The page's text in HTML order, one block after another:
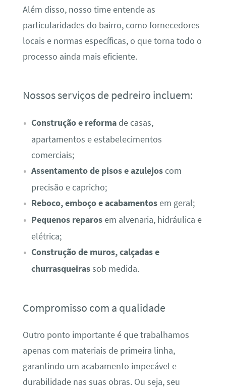
Além disso, nosso time entende as
particularidades do bairro, como fornecedores
locais e normas específicas, o que torna todo o
processo ainda mais eficiente.
Nossos serviços de pedreiro incluem:
Construção e reformade casas,
apartamentos e estabelecimentos
comerciais;
Assentamento de pisos e azulejoscom
precisão e capricho;
Reboco, emboço e acabamentosem geral;
Pequenos reparosem alvenaria, hidráulica e
elétrica;
Construção de muros, calçadas e
churrasqueirassob medida.
Compromisso com a qualidade
Outro ponto importante é que trabalhamos
apenas com materiais de primeira linha,
garantindo um acabamento impecável e
durabilidade nas suas obras. Ou seja, seu